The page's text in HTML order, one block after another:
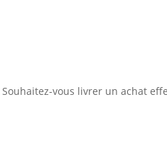
vous livrer un achat